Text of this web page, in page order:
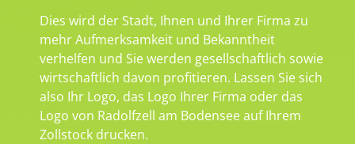
Dies wird der Stadt, Ihnen und Ihrer Firma zu
mehr Aufmerksamkeit und Bekanntheit
verhelfen und Sie werden gesellschaftlich sowie
wirtschaftlich davon profitieren. Lassen Sie sich
also Ihr Logo, das Logo Ihrer Firma oder das
Logo von Radolfzell am Bodensee auf Ihrem
Zollstock drucken.